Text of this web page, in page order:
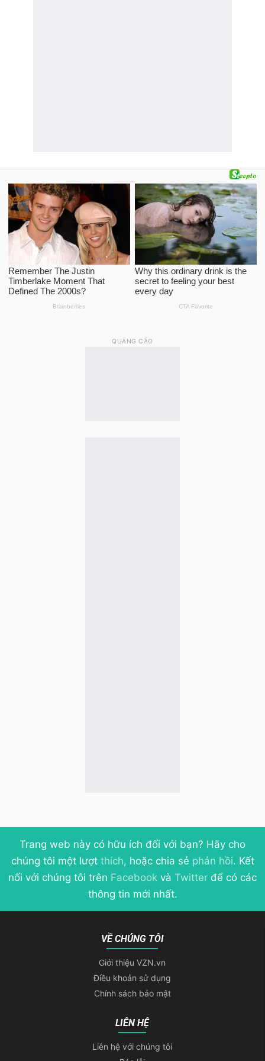
QUẢNG CÁO
Trang web này có hữu ích đối với bạn? Hãy cho
chúng tôi một lượt thích, hoặc chia sẻ phản hồi. Kết
nối với chúng tôi trên Facebook và Twitter để có các
thông tin mới nhất.
VỀ CHÚNG TÔI
Giới thiệu VZN.vn
Điều khoản sử dụng
Chính sách bảo mật
LIÊN HỆ
Liên hệ với chúng tôi